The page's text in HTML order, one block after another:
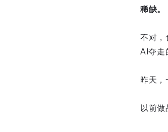
稀缺。
不对，
AI夺走
昨天，
以前